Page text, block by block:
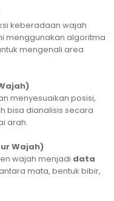
keberadaan wajah
menggunakan algoritma
mengenali area
menyesuaikan posisi,
bisa dianalisis secara
arah.
Wajah)
wajah menjadi data
mata, bentuk bibir,